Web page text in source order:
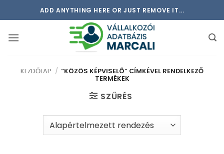
to
ADD ANYTHING HERE OR JUST REMOVE IT...
KEZDŐLAP / “KÖZÖS KÉPVISELÕ” CÍMKÉVEL RENDELKEZŐ
TERMÉKEK
SZŰRÉS